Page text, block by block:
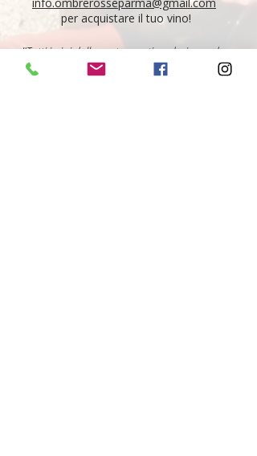
per acquistare il tuo vino!
"Tutti i vini della nostra cantina derivano da un
lungo percorso di ricerca, iniziato nel 1995 con